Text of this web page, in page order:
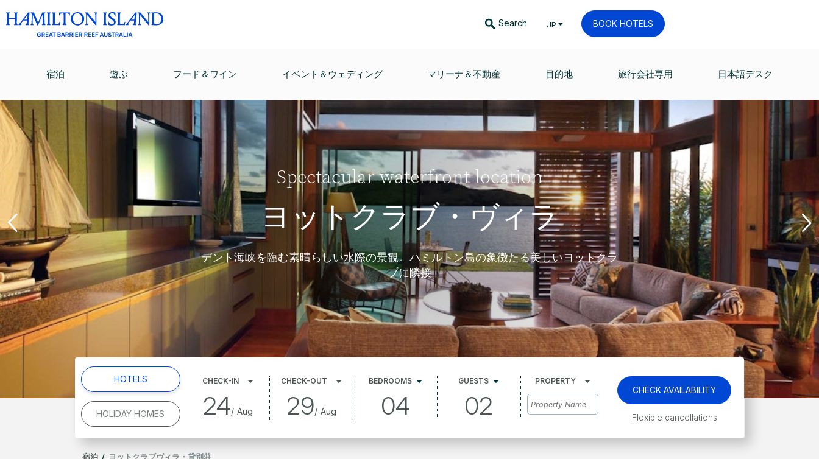
Search JP BOOK HOTELS
宿泊 遊ぶ フード＆ワイン イベント＆ウェディング マリーナ＆不動産 目的地 旅行会社専用 日本語デスク
Spectacular waterfront location
ヨットクラブ・ヴィラ
デント海峡を臨む素晴らしい水際の景観。ハミルトン島の象徴たる美しいヨットクラ
ブに隣接
HOTELS
HOLIDAY HOMES
CHECK-IN
24/ Aug
CHECK-OUT
29/ Aug
BEDROOMS
04
GUESTS
02
PROPERTY
CHECK AVAILABILITY
Flexible cancellations
宿泊 / ヨットクラブヴィラ・貸別荘